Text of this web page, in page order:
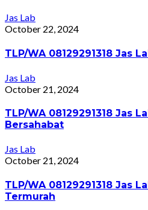
Jas Lab
October 22, 2024
TLP/WA 08129291318 Jas
Jas Lab
October 21, 2024
TLP/WA 08129291318 Jas
Bersahabat
Jas Lab
October 21, 2024
TLP/WA 08129291318 Jas
Termurah